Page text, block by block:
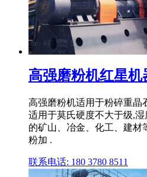
高强磨粉机红星机
高强磨粉机适用于粉碎重晶
适用于莫氏硬度不大于级,
的矿山、冶金、化工、建材
粉加 .
联系电话: 180 3780 8511